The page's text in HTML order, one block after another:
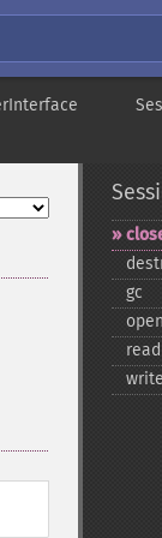
gc
open
read
write